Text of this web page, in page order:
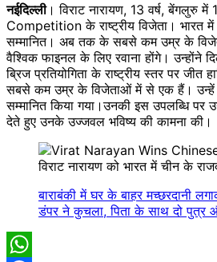
नईदिल्ली। विराट नारायण, 13 वर्ष, बेंगलुरु
Competition के राष्ट्रीय विजेता। भारत में
सम्मानित। अब तक के सबसे कम उम्र के
वैश्विक फाइनल के लिए रवाना होंगे। उन्होंने
ब्रिज प्रतियोगिता के राष्ट्रीय स्तर पर
सबसे कम उम्र के विजेताओं में से एक हैं। उन्हें
सम्मानित किया गया।उनकी इस उपलब्धि पर
देते हुए उनके उज्जवल भविष्य की कामना की।
विराट नारायण को भारत में चीन के
बाराबंकी में घर के बाहर मच्छरदानी
डंपर ने कुचला, पिता के साथ दो पुत्र